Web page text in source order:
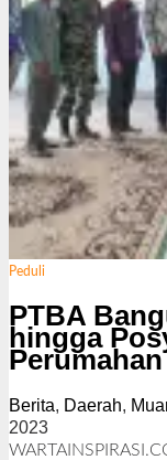
Peduli
PTBA
hingga
Berita, Daerah,
2023o
l